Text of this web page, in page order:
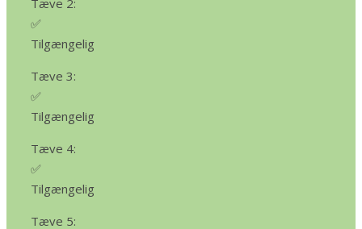
Tæve 2:
✅
Tilgængelig
Tæve 3:
✅
Tilgængelig
Tæve 4:
✅
Tilgængelig
Tæve 5: